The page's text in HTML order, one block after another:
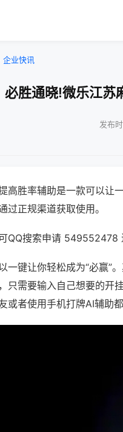
企业快讯
必胜通晓!微乐江苏
发布
高胜率辅助是一款可以让
过正规渠道获取使用。
QQ搜索申请 549552478
一键让你轻松成为“必赢”
只需要输入自己想要的开
或者使用手机打牌AI辅助都